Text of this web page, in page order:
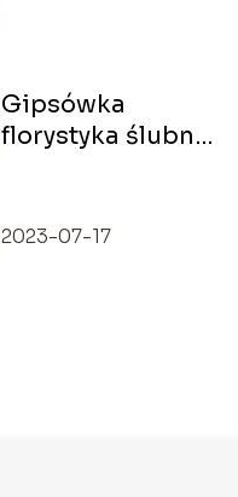
Gipsówka
florystyka ślubna
2023-07-17